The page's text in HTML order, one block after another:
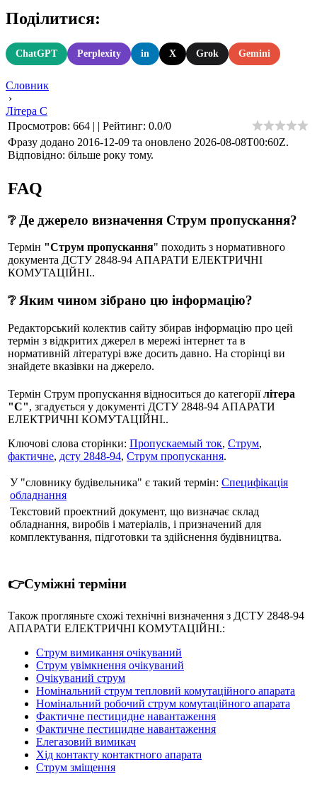
Поділитися:
ChatGPT Perplexity in X Grok Gemini
Словник
›
Літера С
Просмотров: 664 | | Рейтинг: 0.0/0
Фразу додано 2016-12-09 та оновлено 2026-08-08T00:60Z.
Відповідно: більше року тому.
FAQ
❔ Де джерело визначення Струм пропускання?
Термін "Струм пропускання" походить з нормативного
документа ДСТУ 2848-94 АПАРАТИ ЕЛЕКТРИЧНІ
КОМУТАЦІЙНІ..
❔ Яким чином зібрано цю інформацію?
Редакторський колектив сайту збирав інформацію про цей
термін з відкритих джерел в мережі інтернет та в
нормативній літературі вже досить давно. На сторінці ви
знайдете вказівки на джерело.
Термін Струм пропускання відноситься до категоріїлітера
"С", згадується у документі ДСТУ 2848-94 АПАРАТИ
ЕЛЕКТРИЧНІ КОМУТАЦІЙНІ..
Ключові слова сторінки: Пропускаемый ток, Струм,
фактичне, дсту 2848-94, Струм пропускання.
У "словнику будівельника" є такий термін: Специфікація
обладнання
Текстовий проектний документ, що визначає склад
обладнання, виробів і матеріалів, і при­значений для
комплектування, підготовки та здійснення будівництва.
👉Суміжні терміни
Також прогляньте схожі технічні визначення з ДСТУ 2848-94
АПАРАТИ ЕЛЕКТРИЧНІ КОМУТАЦІЙНІ.:
Струм вимикання очікуваний
Струм увімкнення очікуваний
Очікуваний струм
Номінальний струм тепловий комутаційного апарата
Номінальний робочий струм комутаційного апарата
Фактичне пестицидне навантаження
Фактичне пестицидне навантаження
Елегазовий вимикач
Хід контакту контактного апарата
Струм зміщення